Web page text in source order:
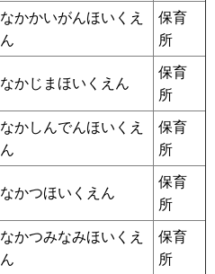
なかかいがんほいくえ
ん
保育
所
なかじまほいくえん
保育
所
なかしんでんほいくえ
ん
保育
所
なかつほいくえん
保育
所
なかつみなみほいくえ
ん
保育
所